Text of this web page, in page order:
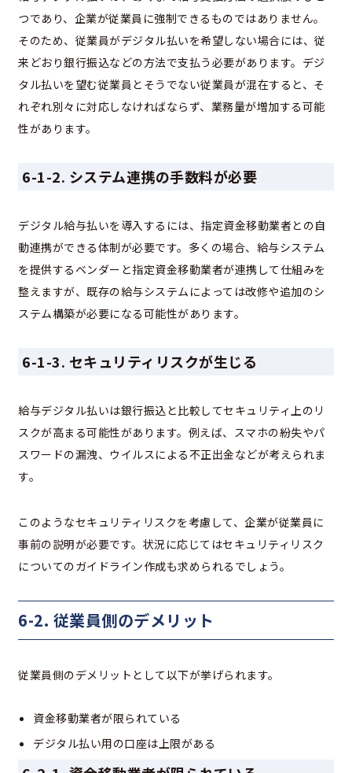
つであり、企業が従業員に強制できるものではありません。
そのため、従業員がデジタル払いを希望しない場合には、従
来どおり銀行振込などの方法で支払う必要があります。デジ
タル払いを望む従業員とそうでない従業員が混在すると、そ
れぞれ別々に対応しなければならず、業務量が増加する可能
性があります。
6-1-2. システム連携の手数料が必要
デジタル給与払いを導入するには、指定資金移動業者との自
動連携ができる体制が必要です。多くの場合、給与システム
を提供するベンダーと指定資金移動業者が連携して仕組みを
整えますが、既存の給与システムによっては改修や追加のシ
ステム構築が必要になる可能性があります。
6-1-3. セキュリティリスクが生じる
給与デジタル払いは銀行振込と比較してセキュリティ上のリ
スクが高まる可能性があります。例えば、スマホの紛失やパ
スワードの漏洩、ウイルスによる不正出金などが考えられま
す。
このようなセキュリティリスクを考慮して、企業が従業員に
事前の説明が必要です。状況に応じてはセキュリティリスク
についてのガイドライン作成も求められるでしょう。
6-2. 従業員側のデメリット
従業員側のデメリットとして以下が挙げられます。
資金移動業者が限られている
デジタル払い用の口座は上限がある